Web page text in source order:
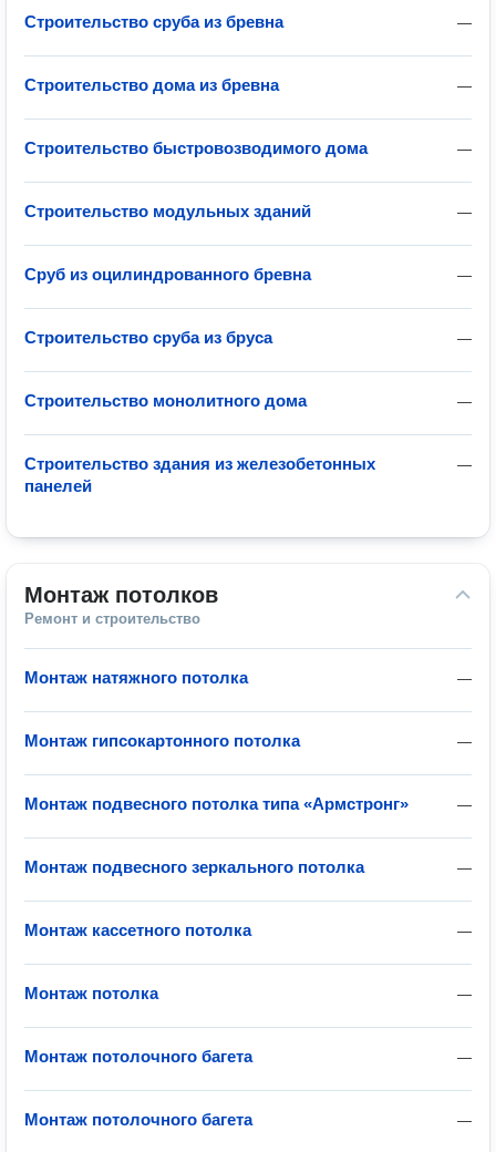
—
Строительство сруба из бревна
—
Строительство дома из бревна
—
Строительство быстровозводимого дома
—
Строительство модульных зданий
—
Сруб из оцилиндрованного бревна
—
Строительство сруба из бруса
—
Строительство монолитного дома
—
Строительство здания из железобетонных
панелей
Монтаж потолков
Ремонт и строительство
—
Монтаж натяжного потолка
—
Монтаж гипсокартонного потолка
—
Монтаж подвесного потолка типа «Армстронг»
—
Монтаж подвесного зеркального потолка
—
Монтаж кассетного потолка
—
Монтаж потолка
—
Монтаж потолочного багета
—
Монтаж потолочного багета